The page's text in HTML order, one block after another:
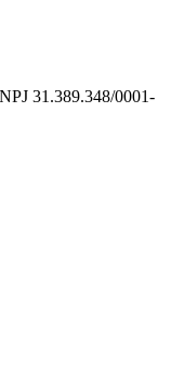
31.389.348/0001-